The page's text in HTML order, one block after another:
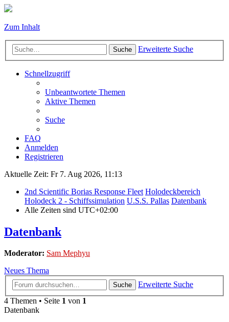
Zum Inhalt
Suche Erweiterte Suche
Schnellzugriff
Unbeantwortete Themen
Aktive Themen
Suche
FAQ
Anmelden
Registrieren
Aktuelle Zeit: Fr 7. Aug 2026, 11:13
2nd Scientific Borias Response Fleet Holodeckbereich
Holodeck 2 - Schiffssimulation U.S.S. Pallas Datenbank
Alle Zeiten sind UTC+02:00
Datenbank
Moderator: Sam Mephyu
Neues Thema
Suche
Erweiterte Suche
4 Themen • Seite 1 von 1
Datenbank